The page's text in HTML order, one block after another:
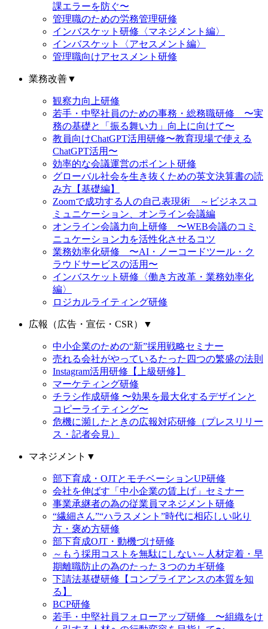
課エラーを防ぐ〜
管理職のための労務管理研修
インバスケット研修〈マネジメント編〉
インバスケット〈アセスメント編〉
管理職向けアセスメント研修
業務改善▼
観察力向上研修
若手・中堅社員のための事務・総務職研修 〜実
務の基礎と「振る舞い力」向上に向けて〜
教員向けChatGPT活用研修〜教育現場で使える
ChatGPT活用〜
効率的な会議運営のポイント研修
グローバル社会を生き抜くための英文決算書の読
み方【基礎編】
Zoomで成功する人の自己表現術 ～ビジネスコ
ミュニケーション、オンライン会議編
オンライン会議力向上研修 〜WEB会議のコミ
ニュケーション力を活性化させるコツ
業務効率化研修 〜AI・ノーコードツール・ク
ラウドサービスの活用〜
インバスケット研修〈働き方改革・業務効率化
編〉
ロジカルライティング研修
広報（広告・宣伝・CSR） ▼
中小企業のための“新”採用戦略セミナー
売れる会社がやっているたった四つの繁盛の法則
Instagram活用研修【上級研修】
マーケティング研修
チラシ作成研修 〜効果を最大化するデザインと
コピーライティング〜
危機に瀕したときの広報対応研修（プレスリリー
ス・記者会見）
マネジメント ▼
部下育成・OJTとモチベーションUP研修
会社を伸ばす「中小企業の賃上げ」セミナー
事業承継者の為の従業員マネジメント研修
“繊細さん”“ハラスメント”時代に相応しい叱り
方・褒め方研修
部下育成OJT・動機づけ研修
～もう採用コストを無駄にしない～人材定着・早
期離職防止の為のたった３つのカギ研修
下請法基礎研修【コンプライアンスの本質を知
る】
BCP研修
若手・中堅社員フォローアップ研修 〜組織をけ